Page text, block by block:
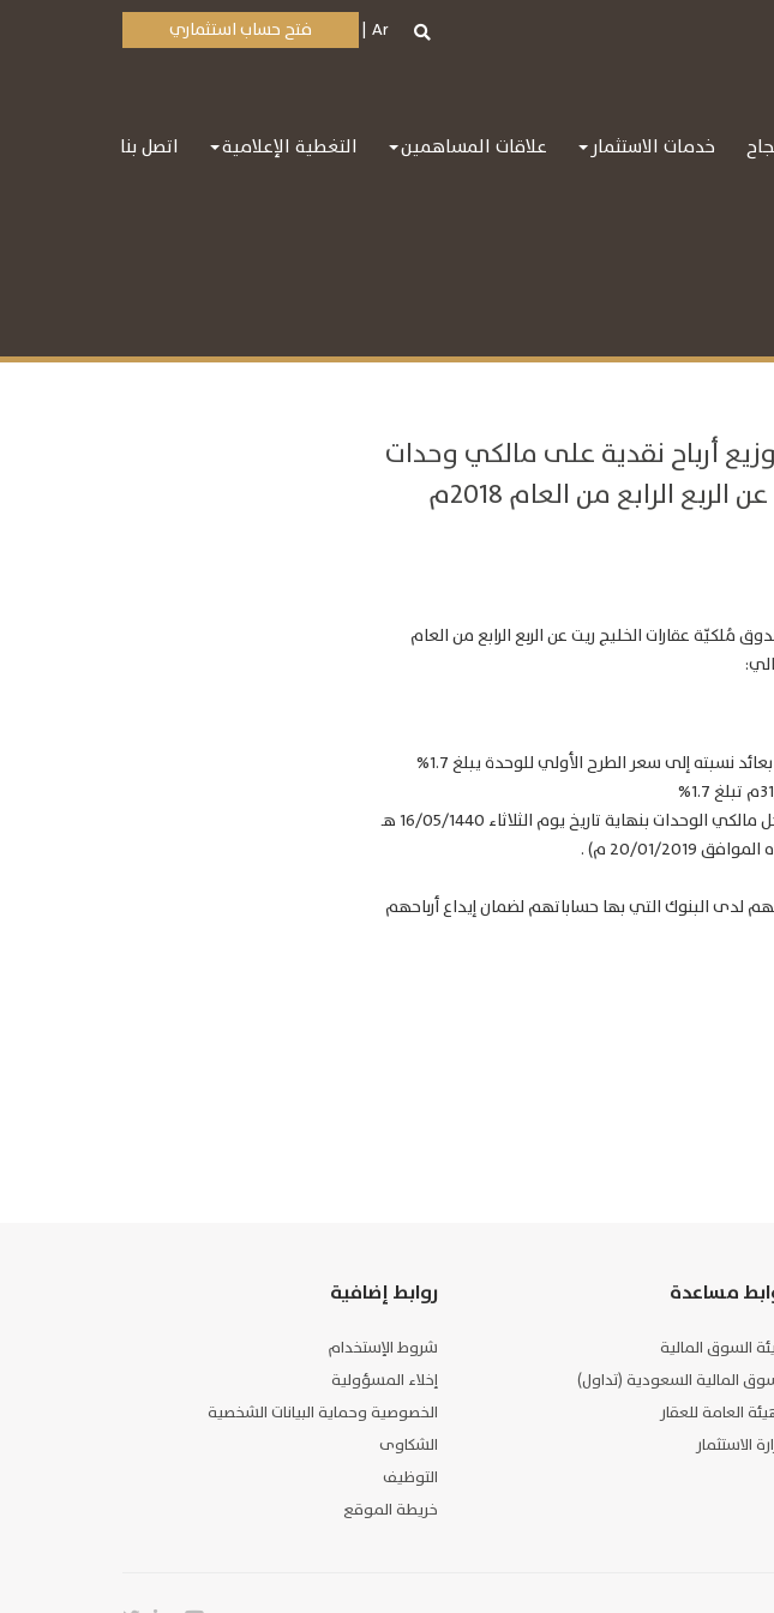
Ar فتح حساب استثماري
خدمات الاستثمار علاقات المساهمين التغطية الإعلامية اتصل بنا
أرباح نقدية على مالكي وحدات
الرابع من العام 2018م
مُلكيّة عقارات الخليج ريت عن الربع الرابع من العام
ستكون أحقية التوزيعات النقدية لمالكي الوحدات وذلك حسب سجل مالكي الوحدات بنهاية تاريخ يوم الثلاثاء 16/05/1440 هـ
لدى البنوك التي بها حساباتهم لضمان إيداع أرباحهم
مساعدة
السوق المالية
المالية السعودية (تداول)
العامة للعقار
الاستثمار
روابط إضافية
شروط الإستخدام
إخلاء المسؤولية
الخصوصية وحماية البيانات الشخصية
الشكاوى
التوظيف
خريطة الموقع